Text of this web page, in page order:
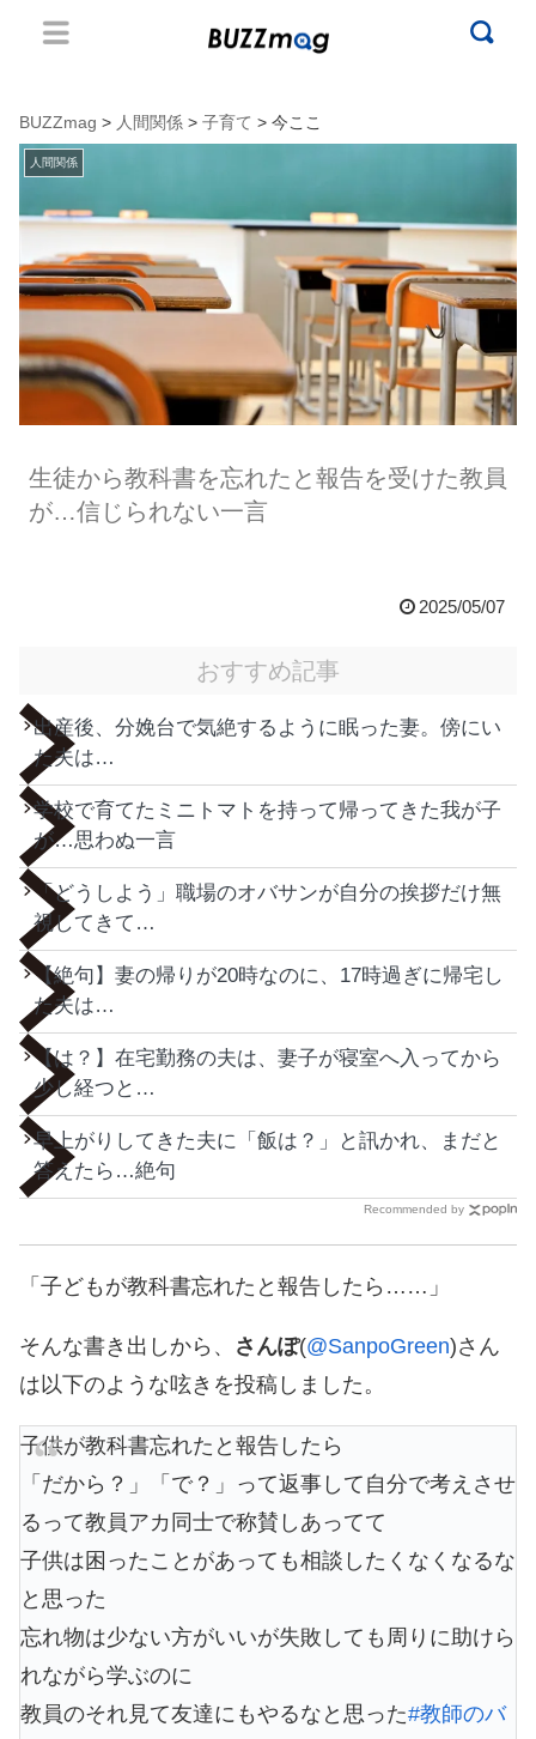
BUZZmag > 人間関係 > 子育て > 今ここ
人間関係
生徒から教科書を忘れたと報告を受けた教員
が…信じられない一言
2025/05/07
おすすめ記事
出産後、分娩台で気絶するように眠った妻。傍にい
た夫は…
学校で育てたミニトマトを持って帰ってきた我が子
が…思わぬ一言
「どうしよう」職場のオバサンが自分の挨拶だけ無
視してきて…
【絶句】妻の帰りが20時なのに、17時過ぎに帰宅し
た夫は…
【は？】在宅勤務の夫は、妻子が寝室へ入ってから
少し経つと…
早上がりしてきた夫に「飯は？」と訊かれ、まだと
答えたら…絶句
Recommended by
「子どもが教科書忘れたと報告したら……」
そんな書き出しから、 さんぽ(@SanpoGreen)さん
は以下のような呟きを投稿しました。
子供が教科書忘れたと報告したら
「だから？」「で？」って返事して自分で考えさせ
るって教員アカ同士で称賛しあってて
子供は困ったことがあっても相談したくなくなるな
と思った
忘れ物は少ない方がいいが失敗しても周りに助けら
れながら学ぶのに
教員のそれ見て友達にもやるなと思った#教師のバ